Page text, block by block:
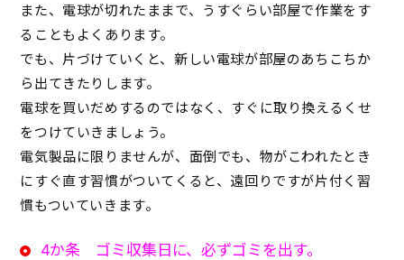
また、電球が切れたままで、うすぐらい部屋で作業をす
ることもよくあります。
でも、片づけていくと、新しい電球が部屋のあちこちか
ら出てきたりします。
電球を買いだめするのではなく、すぐに取り換えるくせ
をつけていきましょう。
電気製品に限りませんが、面倒でも、物がこわれたとき
にすぐ直す習慣がついてくると、遠回りですが片付く習
慣もついていきます。
4か条 ゴミ収集日に、必ずゴミを出す。